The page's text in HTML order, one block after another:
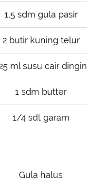
1,5 sdm gula pasir
2 butir kuning telur
ml susu cair dingin
1 sdm butter
1/4 sdt garam
Gula halus